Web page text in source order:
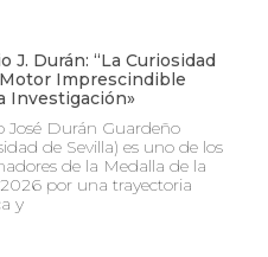
J. Durán: “La Curiosidad
Imprescindible
Investigación»
José Durán Guardeño
de Sevilla) es uno de los
de la Medalla de la
por una trayectoria
y